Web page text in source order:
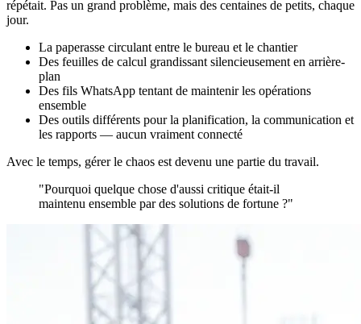
répétait. Pas un grand problème, mais des centaines de petits, chaque
jour.
La paperasse circulant entre le bureau et le chantier
Des feuilles de calcul grandissant silencieusement en arrière-
plan
Des fils WhatsApp tentant de maintenir les opérations
ensemble
Des outils différents pour la planification, la communication et
les rapports — aucun vraiment connecté
Avec le temps, gérer le chaos est devenu une partie du travail.
"Pourquoi quelque chose d'aussi critique était-il
maintenu ensemble par des solutions de fortune ?"